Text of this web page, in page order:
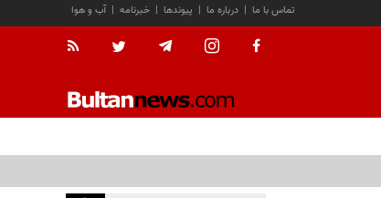
آب و هوا | خبرنامه | پیوندها | درباره ما | تماس با ما